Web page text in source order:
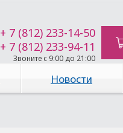
+ 7 (812) 233-14-50
+ 7 (812) 233-94-11
Звоните с 9:00 до 21:00
Новости